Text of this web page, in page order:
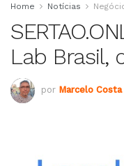
Home Notícias
Lab Brasil,
por Marcelo